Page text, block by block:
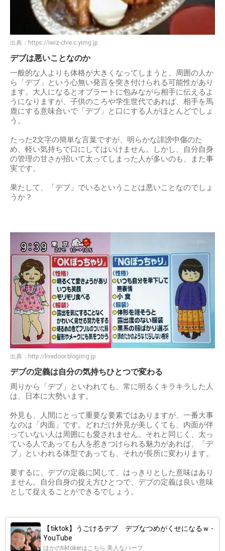
出典： https://iwiz-chie.c.yimg.jp
デブは悪いことなのか
一般的な人よりも体格が大きくなってしまうと、周囲の人か
ら「デブ」という心無い発言を突き付けられる可能性があり
ます。大人になるとオブラートに包みながら相手に伝えるよ
うになりますが、子供のころや学生世代であれば、相手を馬
鹿にする意味合いで「デブ」と口にする人がほとんどでしょ
う。
たった2文字の簡単な言葉ですが、明らかな誹謗中傷のた
め、軽い気持ちで口にしてはいけません。しかし、自分自身
の管理の甘さが招いて太ってしまった人が多いのも、また事
実です。
果たして、「デブ」でいるということは悪いことなのでしょ
うか？
出典： http://livedoor.blogimg.jp
デブの定義は自分の気持ちひとつで変わる
周りから「デブ」といわれても、常に明るくキラキラした人
は、日本に大勢います。
外見も、人間にとって重要な要素ではありますが、一番大事
なのは「内面」です。どれだけ外見が美しくても、内面が伴
っていない人は周囲にも愛されません。それと同じく、太っ
ている人であっても人を惹きつけられる魅力があれば、「デ
ブ」といわれる体型であっても、それが長所に変わります。
要するに、デブの定義に関して、はっきりとした意味はあり
ません。自分自身の捉え方ひとつで、デブの定義は良い意味
として捉えることができるでしょう。
【tiktok】うごけるデブ デブなつめがくせになるｗ -
YouTube
ほかのtiktokerはこちら 美人なハーフ